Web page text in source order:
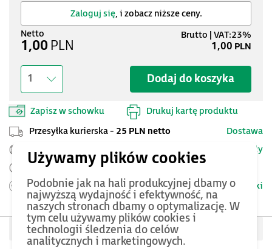
Zaloguj się, i zobacz niższe ceny.
Dodaj do koszyka
1
Zapisz w schowku Drukuj kartę produktu
1,00 PLN 1,00 PLN
Przesyłka kurierska - 25 PLN netto
Dostawa
Pomoc Techniczna ASTOR
Szczegóły
Zamów przed 12:00 - dostawa następnego dnia
Możesz zwrócić produktdo 14 dni. Warunki
Oceń produkt
Podobnie jak na hali produkcyjnej dbamy o
najwyższą wydajność i efektywność, na
naszych stronach dbamy o optymalizację. W
tym celu używamy plików cookies i
technologii śledzenia do celów
analitycznych i marketingowych.